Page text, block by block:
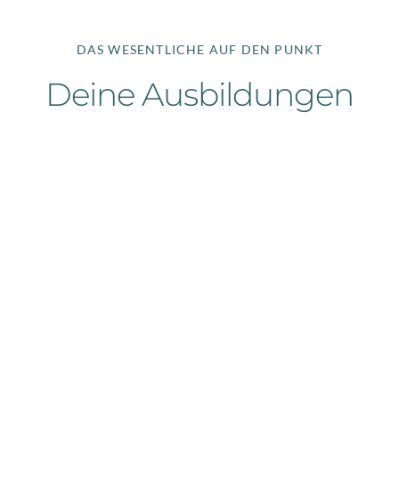
DAS WESENTLICHE AUF DEN PUNKT
Deine Ausbildungen